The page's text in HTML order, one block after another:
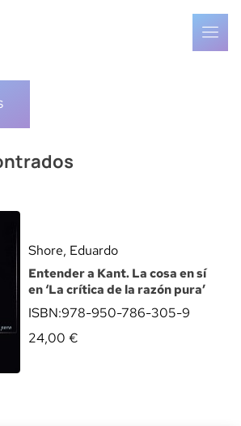
Shore, Eduardo
Entender a Kant. La cosa en sí
en ‘La crítica de la razón pura’
ISBN:978-950-786-305-9
24,00 €